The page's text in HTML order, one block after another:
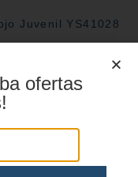
Juvenil YS41028
ofertas